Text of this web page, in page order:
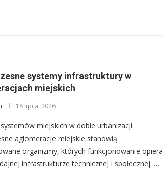
systemy infrastruktury w
miejskich
18 lipca, 2026
miejskich w dobie urbanizacji
aglomeracje miejskie stanowią
organizmy, których funkcjonowanie opiera
infrastrukturze technicznej i społecznej. …